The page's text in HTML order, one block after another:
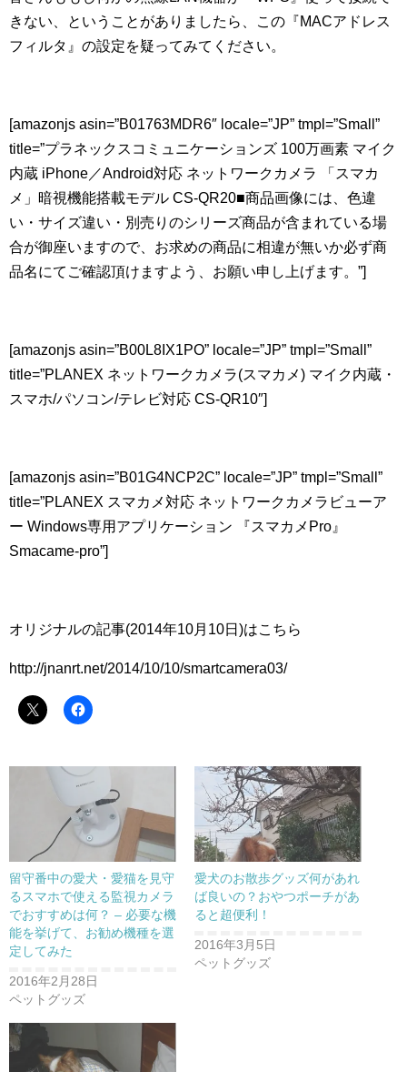
きない、ということがありましたら、この『MACアドレス
フィルタ』の設定を疑ってみてください。
[amazonjs asin=”B01763MDR6″ locale=”JP” tmpl=”Small”
title=”プラネックスコミュニケーションズ 100万画素 マイク
内蔵 iPhone／Android対応 ネットワークカメラ 「スマカ
メ」暗視機能搭載モデル CS-QR20■商品画像には、色違
い・サイズ違い・別売りのシリーズ商品が含まれている場
合が御座いますので、お求めの商品に相違が無いか必ず商
品名にてご確認頂けますよう、お願い申し上げます。”]
[amazonjs asin=”B00L8IX1PO” locale=”JP” tmpl=”Small”
title=”PLANEX ネットワークカメラ(スマカメ) マイク内蔵・
スマホ/パソコン/テレビ対応 CS-QR10″]
[amazonjs asin=”B01G4NCP2C” locale=”JP” tmpl=”Small”
title=”PLANEX スマカメ対応 ネットワークカメラビューア
ー Windows専用アプリケーション 『スマカメPro』
Smacame-pro”]
オリジナルの記事(2014年10月10日)はこちら
http://jnanrt.net/2014/10/10/smartcamera03/
留守番中の愛犬・愛猫を見守
るスマホで使える監視カメラ
でおすすめは何？ – 必要な機
能を挙げて、お勧め機種を選
定してみた
2016年2月28日
ペットグッズ
愛犬のお散歩グッズ何があれ
ば良いの？おやつポーチがあ
ると超便利！
2016年3月5日
ペットグッズ